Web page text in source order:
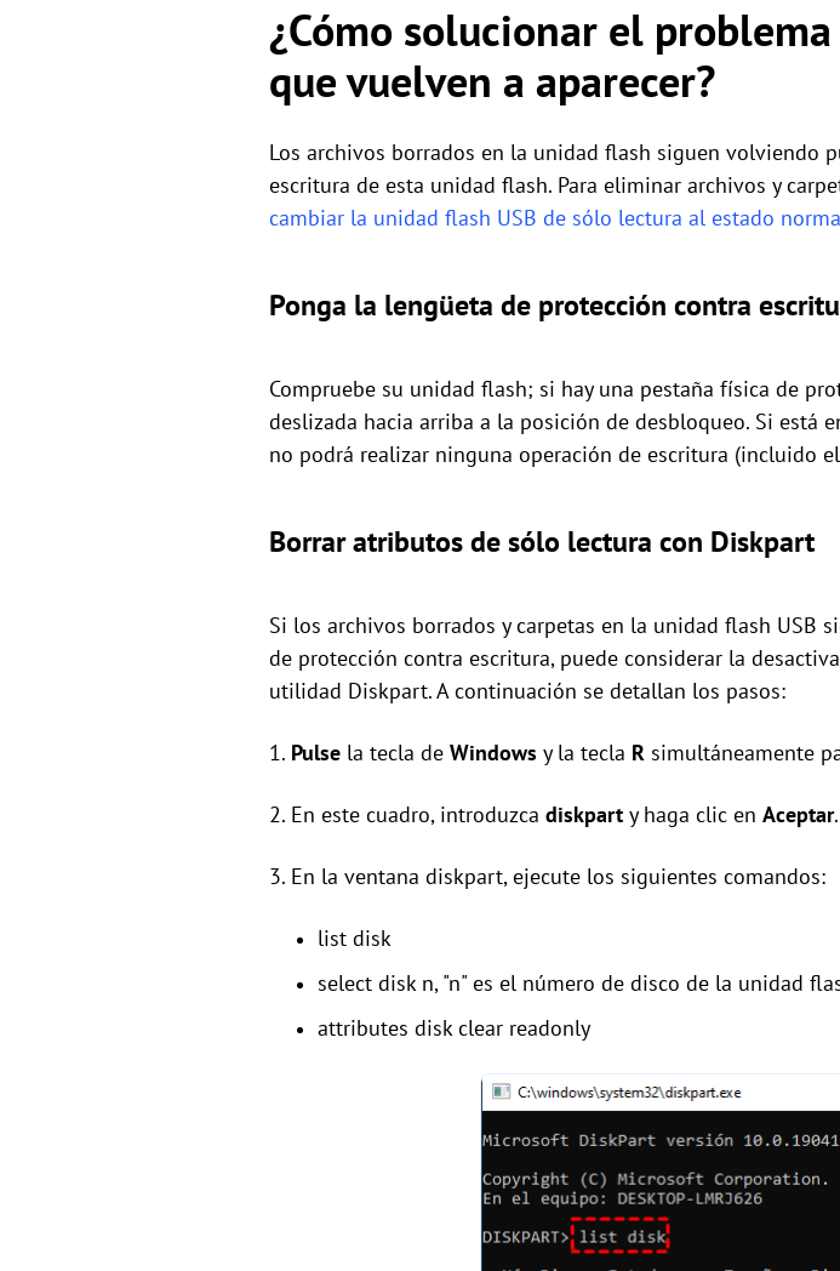
¿Cómo solucionar el
que vuelven a aparecer?
Los archivos borrados en la unidad flash siguen volviendo
escritura de esta unidad flash. Para eliminar archivos y
cambiar la unidad flash USB de sólo lectura al estado
Ponga la lengüeta de protección contra
Compruebe su unidad flash; si hay una pestaña física de
deslizada hacia arriba a la posición de desbloqueo. Si está
no podrá realizar ninguna operación de escritura (incluido
Borrar atributos de sólo lectura con Diskpart
Si los archivos borrados y carpetas en la unidad flash
de protección contra escritura, puede considerar la
utilidad Diskpart. A continuación se detallan los pasos:
1. Pulse la tecla de Windows y la tecla R simultáneamente
2. En este cuadro, introduzca diskpart y haga clic en Aceptar.
3. En la ventana diskpart, ejecute los siguientes comandos:
list disk
select disk n, "n" es el número de disco de la unidad
attributes disk clear readonly